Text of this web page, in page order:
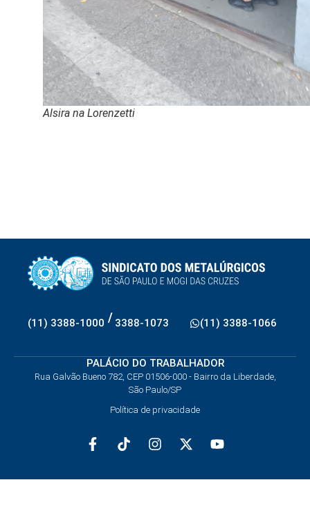
Alsira na Lorenzetti
(11) 3388-1000 / 3388-1073 (11) 3388-1066
PALÁCIO DO TRABALHADOR
Rua Galvão Bueno 782, CEP 01506-000 - Bairro da Liberdade,
São Paulo/SP
Política de privacidade